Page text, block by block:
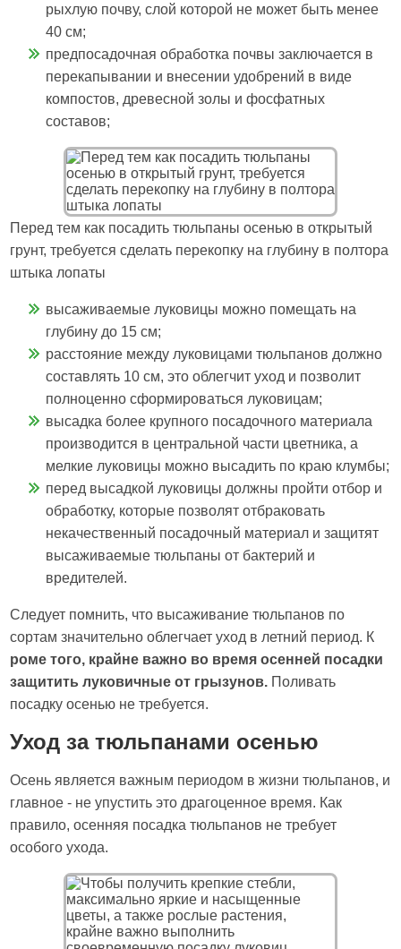
рыхлую почву, слой которой не может быть менее
40 см;
предпосадочная обработка почвы заключается в
перекапывании и внесении удобрений в виде
компостов, древесной золы и фосфатных
составов;
Перед тем как посадить тюльпаны осенью в открытый
грунт, требуется сделать перекопку на глубину в полтора
штыка лопаты
высаживаемые луковицы можно помещать на
глубину до 15 см;
расстояние между луковицами тюльпанов должно
составлять 10 см, это облегчит уход и позволит
полноценно сформироваться луковицам;
высадка более крупного посадочного материала
производится в центральной части цветника, а
мелкие луковицы можно высадить по краю клумбы;
перед высадкой луковицы должны пройти отбор и
обработку, которые позволят отбраковать
некачественный посадочный материал и защитят
высаживаемые тюльпаны от бактерий и
вредителей.
Следует помнить, что высаживание тюльпанов по
сортам значительно облегчает уход в летний период. К
роме того, крайне важно во время осенней посадки
защитить луковичные от грызунов. Поливать
посадку осенью не требуется.
Уход за тюльпанами осенью
Осень является важным периодом в жизни тюльпанов, и
главное - не упустить это драгоценное время. Как
правило, осенняя посадка тюльпанов не требует
особого ухода.